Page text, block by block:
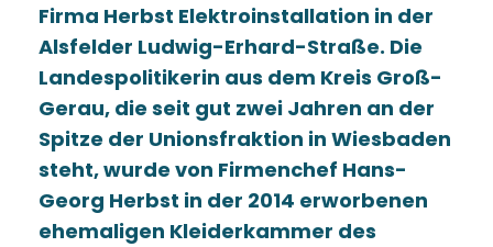
Firma Herbst Elektroinstallation in der
Alsfelder Ludwig-Erhard-Straße. Die
Landespolitikerin aus dem Kreis Groß-
Gerau, die seit gut zwei Jahren an der
Spitze der Unionsfraktion in Wiesbaden
steht, wurde von Firmenchef Hans-
Georg Herbst in der 2014 erworbenen
ehemaligen Kleiderkammer des